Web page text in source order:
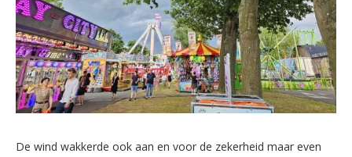
De wind wakkerde ook aan en voor de zekerheid maar even